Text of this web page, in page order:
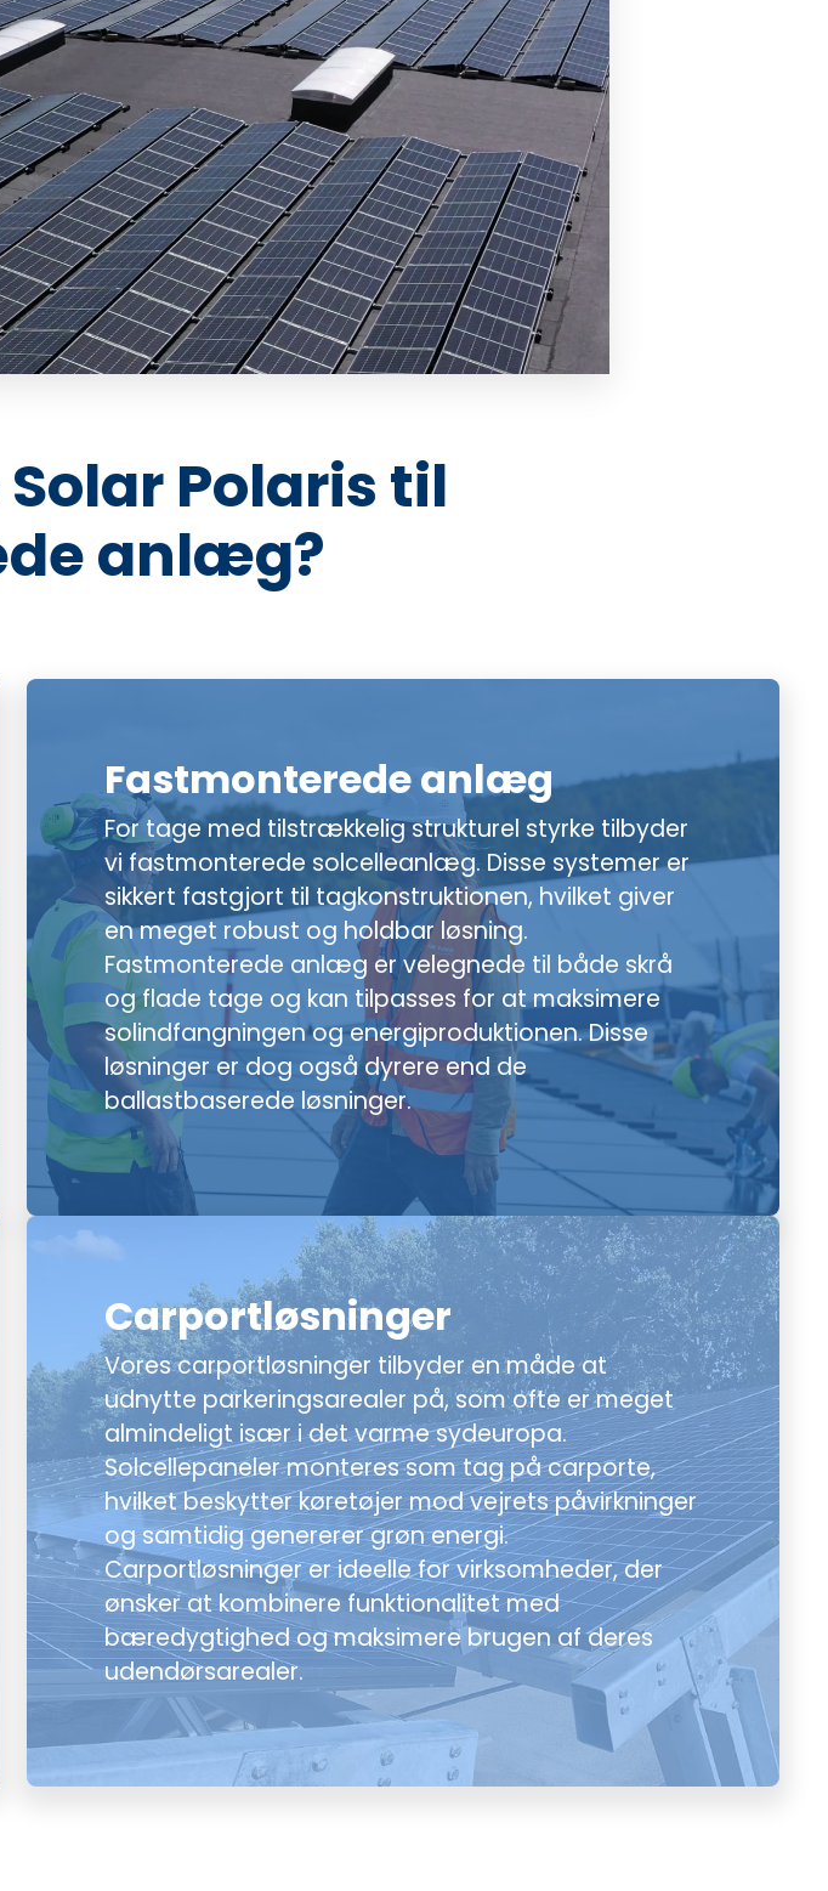
Polaris til
anlæg?
Fastmonterede anlæg
For tage med tilstrækkelig strukturel styrke tilbyder
vi fastmonterede solcelleanlæg. Disse systemer er
sikkert fastgjort til tagkonstruktionen, hvilket giver
en meget robust og holdbar løsning.
Fastmonterede anlæg er velegnede til både skrå
og flade tage og kan tilpasses for at maksimere
solindfangningen og energiproduktionen. Disse
løsninger er dog også dyrere end de
ballastbaserede løsninger.
Carportløsninger
Vores carportløsninger tilbyder en måde at
udnytte parkeringsarealer på, som ofte er meget
almindeligt især i det varme sydeuropa.
Solcellepaneler monteres som tag på carporte,
hvilket beskytter køretøjer mod vejrets påvirkninger
og samtidig genererer grøn energi.
Carportløsninger er ideelle for virksomheder, der
ønsker at kombinere funktionalitet med
bæredygtighed og maksimere brugen af deres
udendørsarealer.